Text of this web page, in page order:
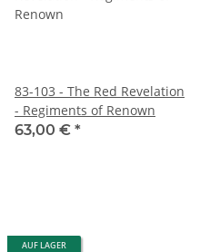
83-103 - The Red Revelation
- Regiments of Renown
63,00 € *
AUF LAGER